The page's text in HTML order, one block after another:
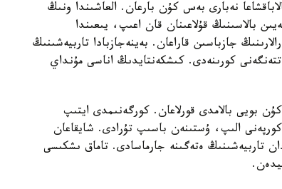
نەبارى بەس كۇن بارعان. العاشىندا ونىڭ
بالاسىنىڭ قۇلاعىنان قان اعىپ، يىعىندا
جازباسىن قاراعان. بەينەجازبادا تاربيەشىنىڭ
كورىنەدى. كىشكەنتايدىڭ اناسى مۇنداي
بويى بالامدى قورلاعان. كورگەنىمدى ايتىپ
الىپ، ۇستىنەن باسىپ تۇرادى. شايقاعان
تاربيەشىنىڭ ەتەگىنە جارماسادى. تاماق ىشكىسى